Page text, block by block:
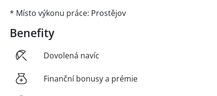
* Místo výkonu práce: Prostějov
Benefity
Dovolená navíc
Finanční bonusy a prémie